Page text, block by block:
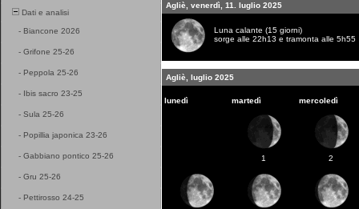
Dati e analisi
- Biancone 2026
- Grifone 25-26
- Peppola 25-26
- Ibis sacro 23-25
- Sula 25-26
- Popillia japonica 23-26
- Gabbiano pontico 25-26
- Gru 25-26
- Pettirosso 24-25
Agliè, venerdì, 11. luglio 2025
Luna calante (15 giorni)
sorge alle 22h13 e tramonta alle 5h55
Agliè, luglio 2025
lunedì martedì mercoledì
1 2